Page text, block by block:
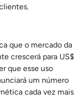
que o mercado da
crescerá para US$
que esse uso
um número
cada vez mais